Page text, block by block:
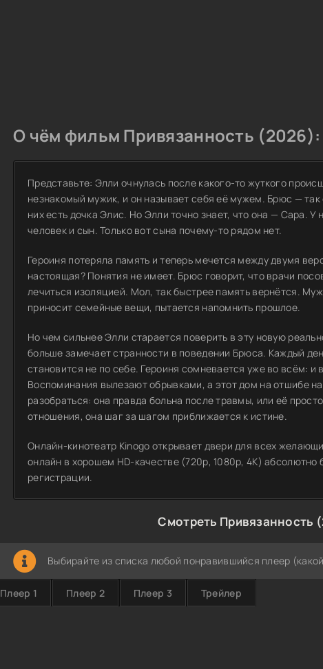
О чём фильм Привязанность (2026):
Представьте: Элли очнулась после какого-то жуткого
незнакомый мужик, и он называет себя её мужем. Брюс — так
них есть дочка Элис. Но Элли точно знает, что она — Сара. У
человек и сын. Только вот сына почему-то рядом нет.
Героиня потеряла память и теперь мечется между двумя
настоящая? Понятия не имеет. Брюс говорит, что врачи
лечиться изоляцией. Мол, так быстрее память вернётся.
приносит семейные вещи, пытается напомнить прошлое.
Но чем сильнее Элли старается поверить в эту новую
больше замечает странности в поведении Брюса. Каждый
становится не по себе. Героиня сомневается уже во всём: и
Воспоминания вылезают обрывками, а этот дом на отшибе
разобраться: она правда больна после травмы, или её
отношения, она шаг за шагом приближается к истине.
Онлайн-кинотеатр Kinogo открывает двери для всех
онлайн в хорошем HD-качестве (720p, 1080p, 4K) абсолютно
регистрации.
Смотреть Привязанность
Выбирайте из списка любой понравившийся плеер
Плеер 1 Плеер 2 Плеер 3 Трейлер